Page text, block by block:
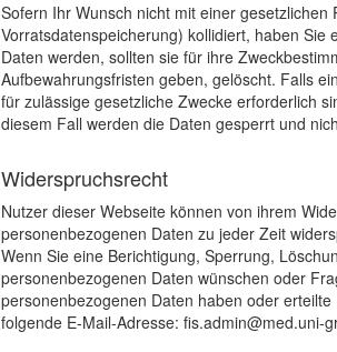
Sofern Ihr Wunsch nicht mit einer
Vorratsdatenspeicherung) kollidiert, haben
Daten werden, sollten sie für ihre
Aufbewahrungsfristen geben, gelöscht. Falls
für zulässige gesetzliche Zwecke erforderlich
diesem Fall werden die Daten gesperrt und
Widerspruchsrecht
Nutzer dieser Webseite können von ihrem
personenbezogenen Daten zu jeder Zeit
Wenn Sie eine Berichtigung, Sperrung,
personenbezogenen Daten wünschen oder
personenbezogenen Daten haben oder
folgende E-Mail-Adresse: fis.admin@med.uni-